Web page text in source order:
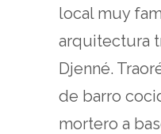
local muy
arquitectura
Djenné.
de barro
mortero a